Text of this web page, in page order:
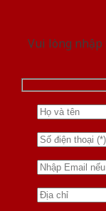
Vui lòng nhập